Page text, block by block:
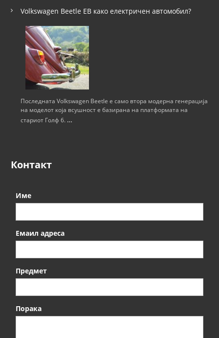
н
и
Volkswagen Beetle ЕВ како електричен автомобил?
Последната Volkswagen Beetle е само втора модерна генерација
на моделот која всушност е базирана на платформата на
стариот Голф 6. …
Контакт
Име
Емаил адреса
Предмет
Порака